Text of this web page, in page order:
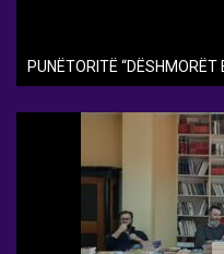
PUNËTORITË “DËSHMORËT